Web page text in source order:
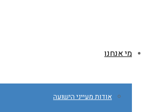
מי אנחנו
אודות מעייני הישועה